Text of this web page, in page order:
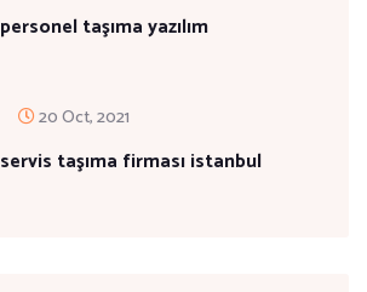
personel taşıma yazılım
20 Oct, 2021
servis taşıma firması istanbul